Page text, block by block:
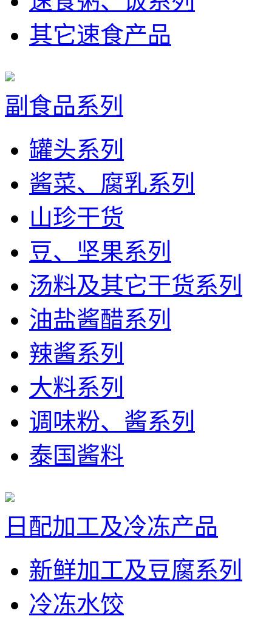
其它速食产品
副食品系列
罐头系列
酱菜、腐乳系列
山珍干货
豆、坚果系列
汤料及其它干货系列
油盐酱醋系列
辣酱系列
大料系列
调味粉、酱系列
泰国酱料
日配加工及冷冻产品
新鲜加工及豆腐系列
冷冻水饺